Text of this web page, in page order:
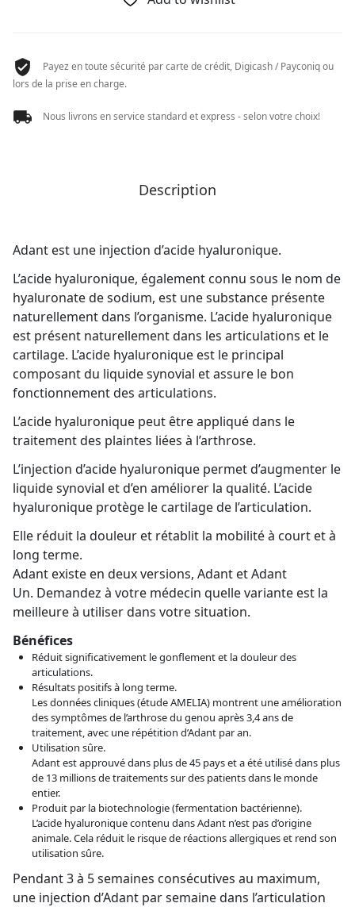
Payez en toute sécurité par carte de crédit, Digicash / Payconiq ou
lors de la prise en charge.
Nous livrons en service standard et express - selon votre choix!
Description
Adant est une injection d’acide hyaluronique.
L’acide hyaluronique, également connu sous le nom de
hyaluronate de sodium, est une substance présente
naturellement dans l’organisme. L’acide hyaluronique
est présent naturellement dans les articulations et le
cartilage. L’acide hyaluronique est le principal
composant du liquide synovial et assure le bon
fonctionnement des articulations.
L’acide hyaluronique peut être appliqué dans le
traitement des plaintes liées à l’arthrose.
L’injection d’acide hyaluronique permet d’augmenter le
liquide synovial et d’en améliorer la qualité. L’acide
hyaluronique protège le cartilage de l’articulation.
Elle réduit la douleur et rétablit la mobilité à court et à
long terme.
Adant existe en deux versions, Adant et Adant
Un. Demandez à votre médecin quelle variante est la
meilleure à utiliser dans votre situation.
Bénéfices
Réduit significativement le gonflement et la douleur des
articulations.
Résultats positifs à long terme.
Les données cliniques (étude AMELIA) montrent une amélioration
des symptômes de l’arthrose du genou après 3,4 ans de
traitement, avec une répétition d’Adant par an.
Utilisation sûre.
Adant est approuvé dans plus de 45 pays et a été utilisé dans plus
de 13 millions de traitements sur des patients dans le monde
entier.
Produit par la biotechnologie (fermentation bactérienne).
L’acide hyaluronique contenu dans Adant n’est pas d’origine
animale. Cela réduit le risque de réactions allergiques et rend son
utilisation sûre.
Pendant 3 à 5 semaines consécutives au maximum,
une injection d’Adant par semaine dans l’articulation